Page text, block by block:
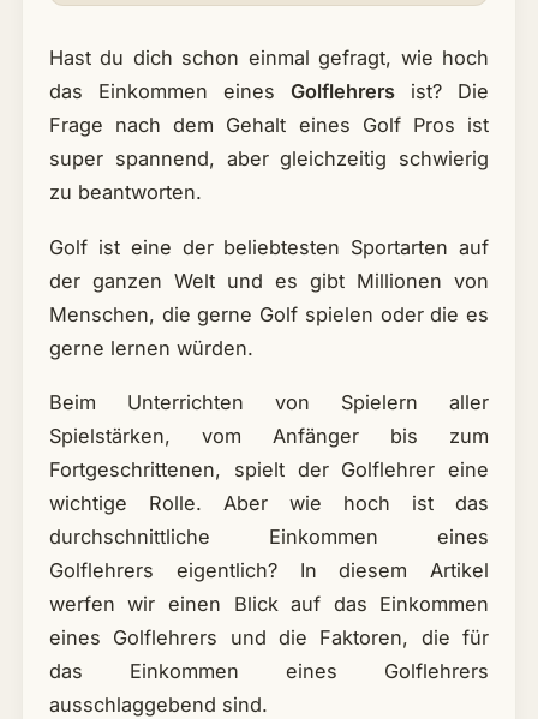
Hast du dich schon einmal gefragt, wie hoch
das Einkommen einesGolflehrers ist? Die
Frage nach dem Gehalt eines Golf Pros ist
super spannend, aber gleichzeitig schwierig
zu beantworten.
Golf ist eine der beliebtesten Sportarten auf
der ganzen Welt und es gibt Millionen von
Menschen, die gerne Golf spielen oder die es
gerne lernen würden.
Beim Unterrichten von Spielern aller
Spielstärken, vom Anfänger bis zum
Fortgeschrittenen, spielt der Golflehrer eine
wichtige Rolle. Aber wie hoch ist das
durchschnittliche Einkommen eines
Golflehrers eigentlich? In diesem Artikel
werfen wir einen Blick auf das Einkommen
eines Golflehrers und die Faktoren, die für
das Einkommen eines Golflehrers
ausschlaggebend sind.